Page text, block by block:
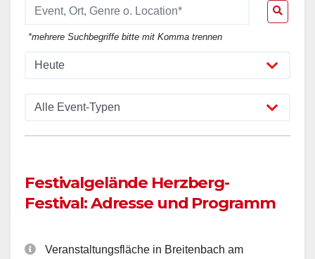
*mehrere Suchbegriffe bitte mit Komma trennen
Festivalgelände Herzberg-
Festival: Adresse und Programm
Veranstaltungsfläche in Breitenbach am